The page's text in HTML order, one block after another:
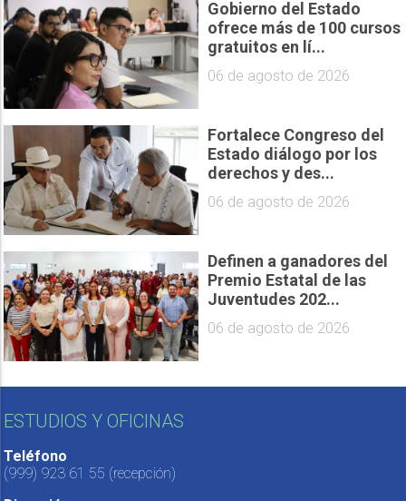
Gobierno del Estado
ofrece más de 100 cursos
gratuitos en lí...
06 de agosto de 2026
Fortalece Congreso del
Estado diálogo por los
derechos y des...
06 de agosto de 2026
Definen a ganadores del
Premio Estatal de las
Juventudes 202...
06 de agosto de 2026
ESTUDIOS Y OFICINAS
Teléfono
(999) 923 61 55 (recepción)